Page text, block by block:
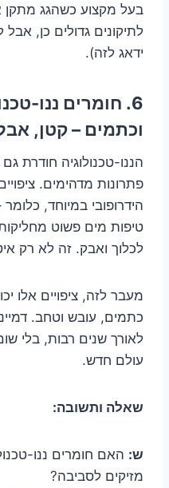
בעל מקצוע כשהגג מתקן
לתיקונים גדולים כן,
ידאג לזה).
6. חומרים ננו-
וכתמים – קטן,
הננו-טכנולוגיה חודרת
פתרונות מדהימים.
הידרופובי במיוחד,
טיפות מים פשוט
לכלוך ואבק. זה לא רק
מעבר לזה, ציפויים אלו
כתמים, עובש וטחב.
לאורך שנים רבות, בלי
עולם חדש.
שאלה ותשובה:
ש: האם חומרים ננו-
מזיקים לסביבה?